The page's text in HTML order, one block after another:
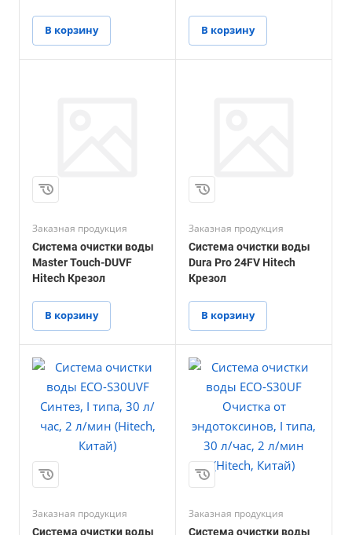
В корзину В корзину
Заказная продукция
Система очистки воды
Master Touch-DUVF
Hitech Крезол
В корзину
Заказная продукция
Система очистки воды
Dura Pro 24FV Hitech
Крезол
В корзину
Заказная продукция
Система очистки воды
Заказная продукция
Система очистки воды